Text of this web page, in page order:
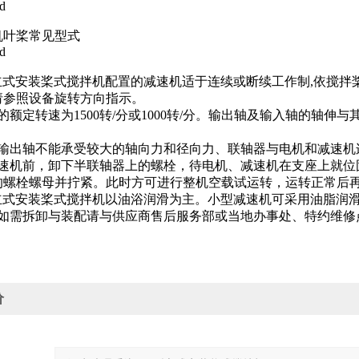
桨常见型式
式安装桨式搅拌机配置的减速机适于连续或断续工作制,依搅
照设备旋转方向指示。
额定转速为1500转/分或1000转/分。输出轴及输入轴的轴伸
出轴不能承受较大的轴向力和径向力、联轴器与电机和减速
机前，卸下半联轴器上的螺栓，待电机、减速机在支座上就
栓螺母并拧紧。此时方可进行整机空载试运转，运转正常后
式安装桨式搅拌机以油浴润滑为主。小型减速机可采用油脂润
需拆卸与装配请与供应商售后服务部或当地办事处、特约维